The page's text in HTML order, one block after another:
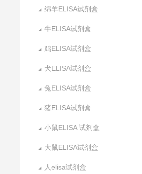
绵羊ELISA试剂盒
牛ELISA试剂盒
鸡ELISA试剂盒
犬ELISA试剂盒
兔ELISA试剂盒
猪ELISA试剂盒
小鼠ELISA 试剂盒
大鼠ELISA试剂盒
人elisa试剂盒